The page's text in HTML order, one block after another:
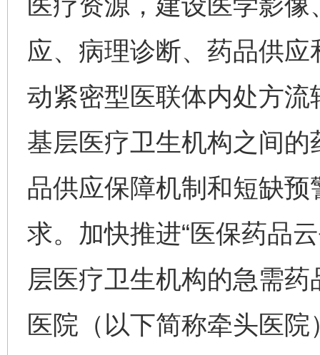
应、病理诊断、药品供
动紧密型医联体内处方
基层医疗卫生机构之间
品供应保障机制和短缺
求。加快推进“医保药品
层医疗卫生机构的急需
医院（以下简称牵头医